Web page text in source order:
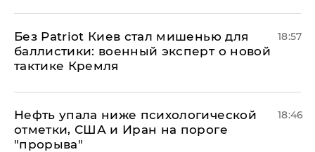
​Без Patriot Киев стал мишенью для
баллистики: военный эксперт о новой
тактике Кремля
18:57
Нефть упала ниже психологической
отметки, США и Иран на пороге
"прорыва"
18:46